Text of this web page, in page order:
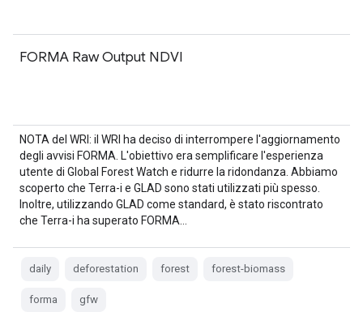
FORMA Raw Output NDVI
NOTA del WRI: il WRI ha deciso di interrompere l'aggiornamento
degli avvisi FORMA. L'obiettivo era semplificare l'esperienza
utente di Global Forest Watch e ridurre la ridondanza. Abbiamo
scoperto che Terra-i e GLAD sono stati utilizzati più spesso.
Inoltre, utilizzando GLAD come standard, è stato riscontrato
che Terra-i ha superato FORMA…
daily deforestation forest forest-biomass
forma gfw